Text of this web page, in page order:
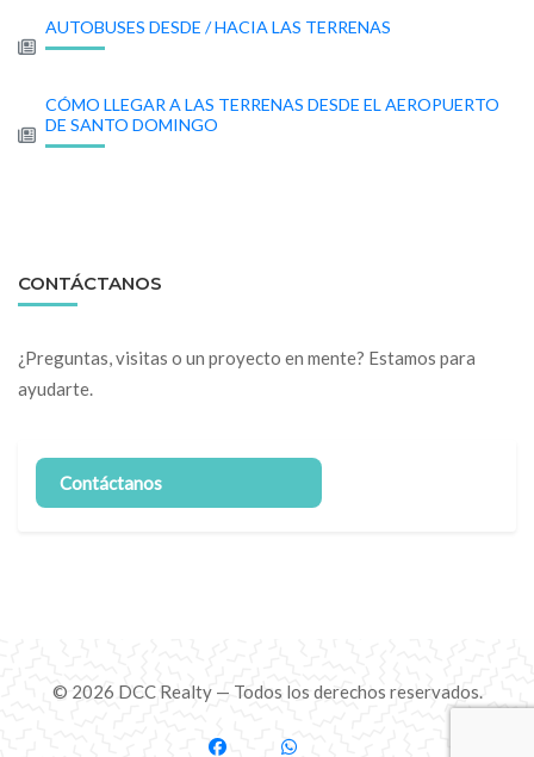
AUTOBUSES DESDE / HACIA LAS TERRENAS
CÓMO LLEGAR A LAS TERRENAS DESDE EL AEROPUERTO
DE SANTO DOMINGO
CONTÁCTANOS
¿Preguntas, visitas o un proyecto en mente? Estamos para
ayudarte.
Contáctanos
© 2026 DCC Realty — Todos los derechos reservados.